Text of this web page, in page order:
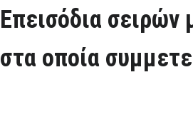
Επεισόδια
στα οποία